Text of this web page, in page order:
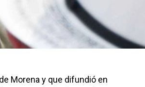
Morena y que difundió en